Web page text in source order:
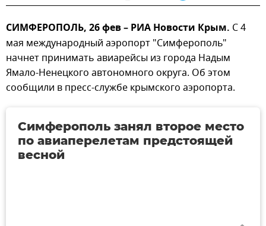
СИМФЕРОПОЛЬ, 26 фев – РИА Новости Крым. С 4
мая международный аэропорт "Симферополь"
начнет принимать авиарейсы из города Надым
Ямало-Ненецкого автономного округа. Об этом
сообщили в пресс-службе крымского аэропорта.
Симферополь занял второе место
по авиаперелетам предстоящей
весной